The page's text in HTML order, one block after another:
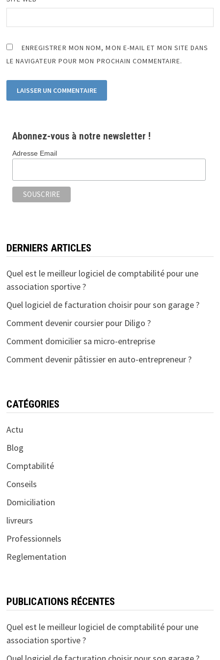
ENREGISTRER MON NOM, MON E-MAIL ET MON SITE DANS
LE NAVIGATEUR POUR MON PROCHAIN COMMENTAIRE.
Abonnez-vous à notre newsletter !
Adresse Email
DERNIERS ARTICLES
Quel est le meilleur logiciel de comptabilité pour une
association sportive ?
Quel logiciel de facturation choisir pour son garage ?
Comment devenir coursier pour Diligo ?
Comment domicilier sa micro-entreprise
Comment devenir pâtissier en auto-entrepreneur ?
CATÉGORIES
Actu
Blog
Comptabilité
Conseils
Domiciliation
livreurs
Professionnels
Reglementation
PUBLICATIONS RÉCENTES
Quel est le meilleur logiciel de comptabilité pour une
association sportive ?